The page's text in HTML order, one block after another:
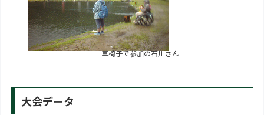
車椅子で参加の石川さん
大会データ